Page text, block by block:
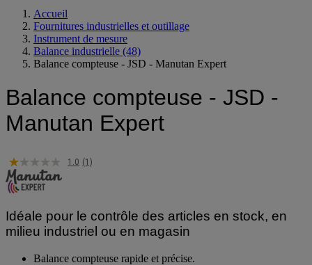
Accueil
Fournitures industrielles et outillage
Instrument de mesure
Balance industrielle (48)
Balance compteuse - JSD - Manutan Expert
Balance compteuse - JSD -
Manutan Expert
1.0 (1)
Idéale pour le contrôle des articles en stock, en
milieu industriel ou en magasin
Balance compteuse rapide et précise.